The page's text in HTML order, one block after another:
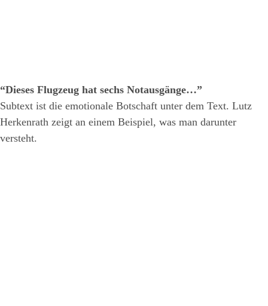
“Dieses Flugzeug hat sechs Notausgänge…”
Subtext ist die emotionale Botschaft unter dem Text. Lutz
Herkenrath zeigt an einem Beispiel, was man darunter
versteht.